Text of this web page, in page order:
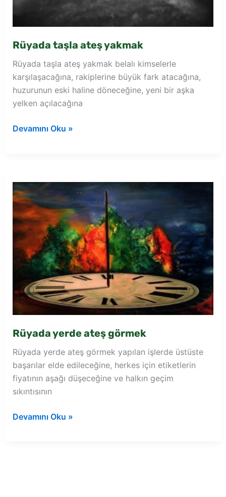
Rüyada taşla ateş yakmak
Rüyada taşla ateş yakmak belalı kimselerle
karşılaşacağına, rakiplerine büyük fark atacağına,
huzurunun eski haline döneceğine, yeni bir aşka
yelken açılacağına
Rüyada
Devamını Oku »
Rüyada yerde ateş görmek
Rüyada yerde ateş görmek yapılan işlerde üstüste
başarılar elde edileceğine, herkes için etiketlerin
fiyatının aşağı düşeceğine ve halkın geçim
sıkıntısının
Rüyada
Devamını Oku »